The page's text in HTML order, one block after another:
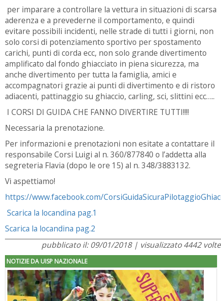
per imparare a controllare la vettura in situazioni di scarsa
aderenza e a prevederne il comportamento, e quindi
evitare possibili incidenti, nelle strade di tutti i giorni, non
solo corsi di potenziamento sportivo per spostamento
carichi, punti di corda ecc, non solo grande divertimento
amplificato dal fondo ghiacciato in piena sicurezza, ma
anche divertimento per tutta la famiglia, amici e
accompagnatori grazie ai punti di divertimento e di ristoro
adiacenti, pattinaggio su ghiaccio, carling, sci, slittini ecc…..
I CORSI DI GUIDA CHE FANNO DIVERTIRE TUTTI!!!!
Necessaria la prenotazione.
Per informazioni e prenotazioni non esitate a contattare il
responsabile Corsi Luigi al n. 360/877840 o l’addetta alla
segreteria Flavia (dopo le ore 15) al n. 348/3883132.
Vi aspettiamo!
https://www.facebook.com/
Scarica la locandina pag.1
Scarica la locandina pag.2
pubblicato il: 09/01/2018 | visualizzato 4442 volte
NOTIZIE DA UISP NAZIONALE